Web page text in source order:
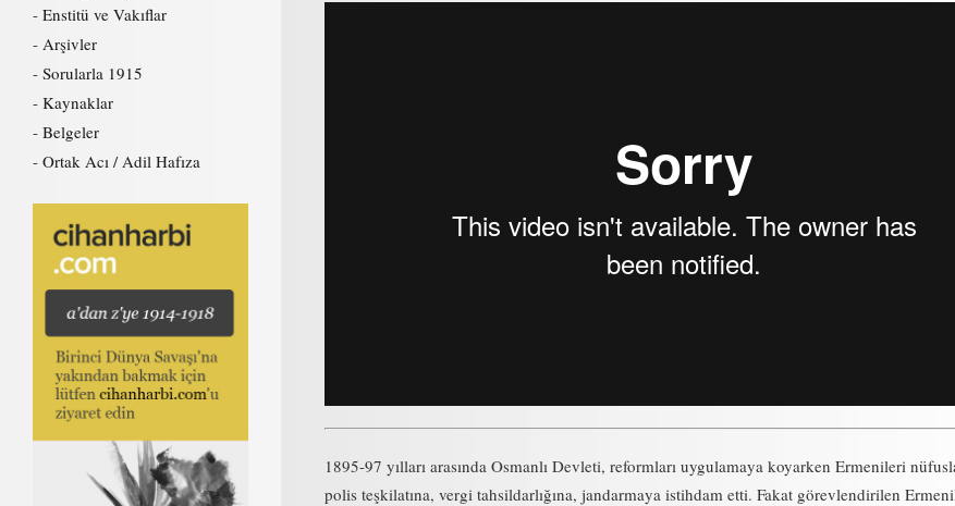
Enstitü ve Vakıflar
Arşivler
Sorularla 1915
Kaynaklar
Belgeler
Ortak Acı / Adil Hafıza
1895-97 yılları arasında Osmanlı Devleti, reformları uygulamaya koyarken Ermenileri
polis teşkilatına, vergi tahsildarlığına, jandarmaya istihdam etti. Fakat görevlendirilen